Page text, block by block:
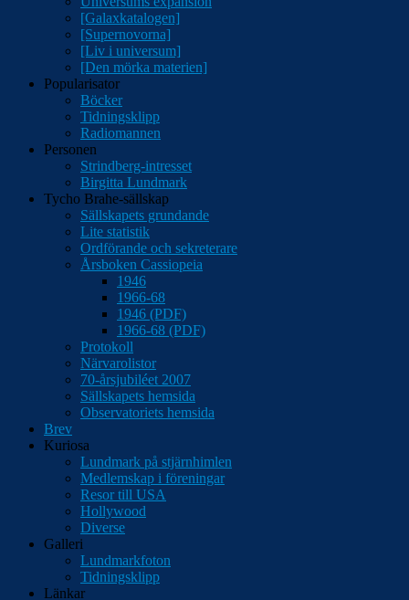
[Galaxkatalogen]
[Supernovorna]
[Liv i universum]
[Den mörka materien]
Popularisator
Böcker
Tidningsklipp
Radiomannen
Personen
Strindberg-intresset
Birgitta Lundmark
Tycho Brahe-sällskap
Sällskapets grundande
Lite statistik
Ordförande och sekreterare
Årsboken Cassiopeia
1946
1966-68
1946 (PDF)
1966-68 (PDF)
Protokoll
Närvarolistor
70-årsjubiléet 2007
Sällskapets hemsida
Observatoriets hemsida
Brev
Kuriosa
Lundmark på stjärnhimlen
Medlemskap i föreningar
Resor till USA
Hollywood
Diverse
Galleri
Lundmarkfoton
Tidningsklipp
Länkar